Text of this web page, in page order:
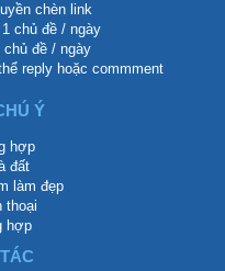
chèn link
chủ đề / ngày
đề / ngày
reply hoặc commment
Ý
hợp
đất
làm đẹp
thoại
hợp